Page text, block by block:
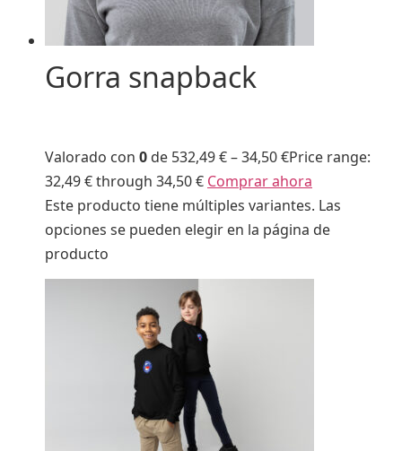
Gorra snapback
Valorado con 0 de 532,49 €–34,50 €Price range:
32,49 € through 34,50 € Comprar ahora
Este producto tiene múltiples variantes. Las
opciones se pueden elegir en la página de
producto